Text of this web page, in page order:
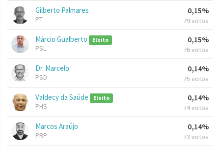
Gilberto Palmares
PT
0,15%
79 votos
Márcio Gualberto Eleito
PSL
0,15%
76 votos
Dr. Marcelo
PSD
0,14%
75 votos
Valdecy da Saúde Eleito
PHS
0,14%
74 votos
Marcos Araújo
PRP
0,14%
73 votos